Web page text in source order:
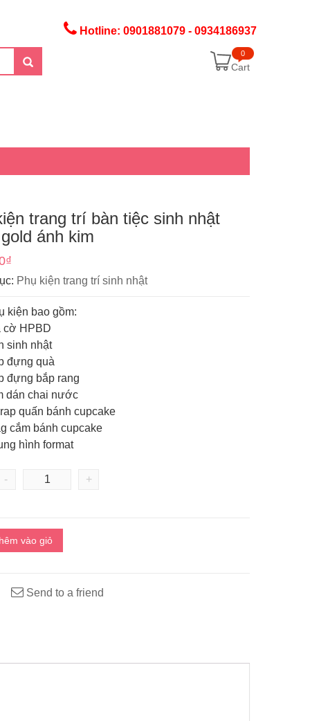
Hotline: 0901881079 - 0934186937
Cart
0
trang trí bàn tiệc sinh nhật
ánh kim
₫
Phụ kiện trang trí sinh nhật
kiện bao gồm:
HPBD
sinh nhật
đựng quà
đựng bắp rang
dán chai nước
quấn bánh cupcake
cắm bánh cupcake
hình format
- +
vào giỏ
Send to a friend